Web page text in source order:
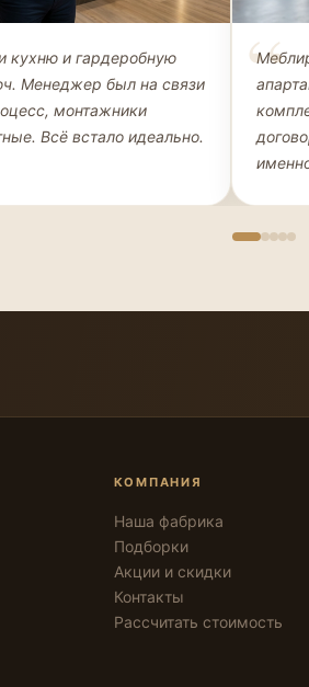
Петров
КЛИЕНТ, КУХНЯ +
кухню и гардеробную
Менеджер был на связи
монтажники
Всё встало идеально.
КОМПАНИЯ
Наша фабрика
Подборки
Акции и скидки
Контакты
Рассчитать стоимость